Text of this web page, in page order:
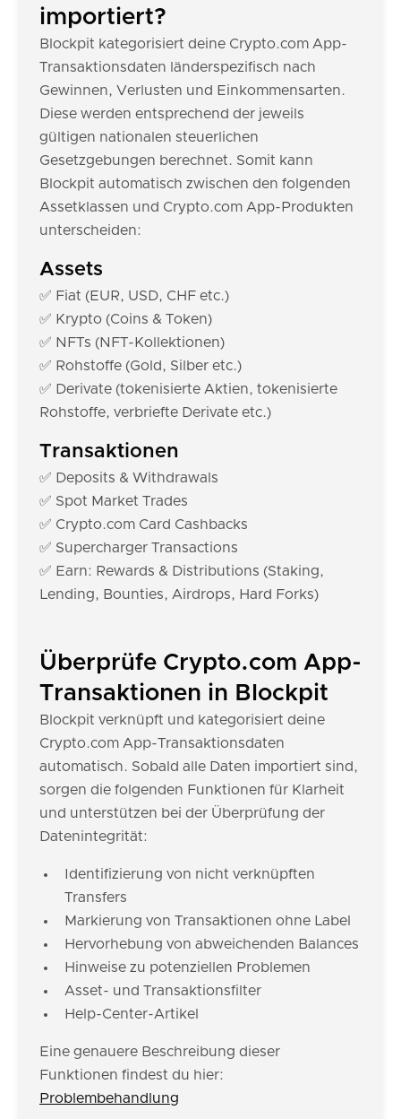
importiert?
Blockpit kategorisiert deine Crypto.com App-
Transaktionsdaten länderspezifisch nach
Gewinnen, Verlusten und Einkommensarten.
Diese werden entsprechend der jeweils
gültigen nationalen steuerlichen
Gesetzgebungen berechnet. Somit kann
Blockpit automatisch zwischen den folgenden
Assetklassen und Crypto.com App-Produkten
unterscheiden:
Assets
✅ Fiat (EUR, USD, CHF etc.)
✅ Krypto (Coins & Token)
✅ NFTs (NFT-Kollektionen)
✅ Rohstoffe (Gold, Silber etc.)
✅ Derivate (tokenisierte Aktien, tokenisierte
Rohstoffe, verbriefte Derivate etc.)
Transaktionen
✅ Deposits & Withdrawals
✅ Spot Market Trades
✅ Crypto.com Card Cashbacks
✅ Supercharger Transactions
✅ Earn: Rewards & Distributions (Staking,
Lending, Bounties, Airdrops, Hard Forks)
Überprüfe Crypto.com App-
Transaktionen in Blockpit
Blockpit verknüpft und kategorisiert deine
Crypto.com App-Transaktionsdaten
automatisch. Sobald alle Daten importiert sind,
sorgen die folgenden Funktionen für Klarheit
und unterstützen bei der Überprüfung der
Datenintegrität:
Identifizierung von nicht verknüpften
Transfers
Markierung von Transaktionen ohne Label
Hervorhebung von abweichenden Balances
Hinweise zu potenziellen Problemen
Asset- und Transaktionsfilter
Help-Center-Artikel
Eine genauere Beschreibung dieser
Funktionen findest du hier:
Problembehandlung